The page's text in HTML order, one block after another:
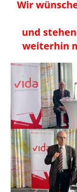
Wir
und
weiterhin